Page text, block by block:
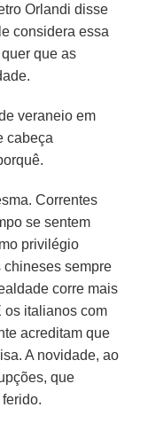
Orlandi disse
considera essa
que as
veraneio em
cabeça
Correntes
se sentem
privilégio
chineses sempre
corre mais
os italianos com
acreditam que
A novidade, ao
que